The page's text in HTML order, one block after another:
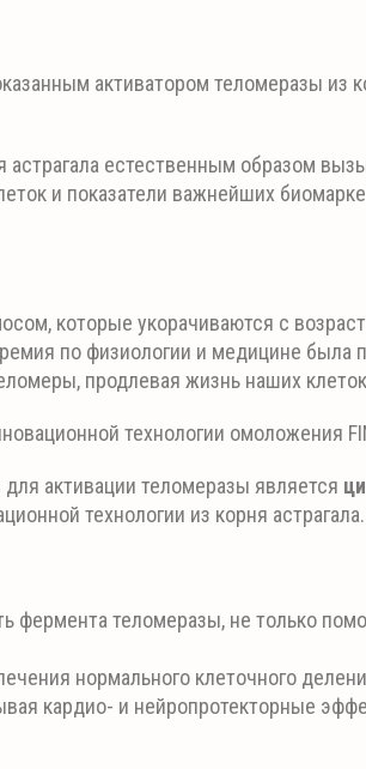
активатором теломеразы из
астрагала естественным образом
и показатели важнейших
которые укорачиваются с
по физиологии и медицине
продлевая жизнь наших
технологии омоложения
активации теломеразы является
технологии из корня астрагала.
фермента теломеразы, не только
нормального клеточного
кардио- и нейропротекторные